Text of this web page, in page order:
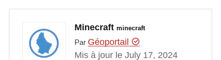
Minecraft minecraft
Par Géoportail
Mis à jour le July 17, 2024